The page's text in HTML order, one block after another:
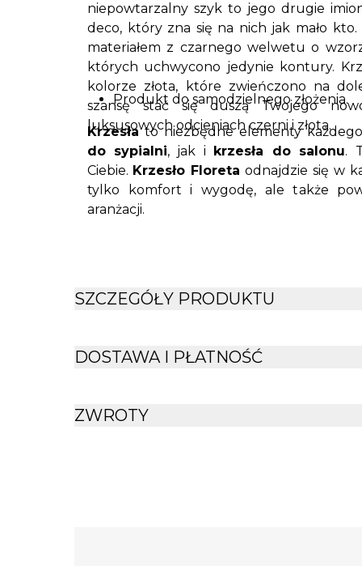
niepowtarzalny szyk to jego drugie
deco, który zna się na nich jak mało
materiałem z czarnego welwetu o
których uchwycono jedynie kontury.
kolorze złota, które zwieńczono na
szansę stać się duszą Twojego
luksusowych odcieniach czerni i złota.
Produkt do samodzielnego złożenia.
Krzesłato niezbędne elementy
do sypialni, jak i krzesła do salonu.
Ciebie. Krzesło Floreta odnajdzie się w
tylko komfort i wygodę, ale także
aranżacji.
SZCZEGÓŁY PRODUKTU
DOSTAWA I PŁATNOŚĆ
ZWROTY